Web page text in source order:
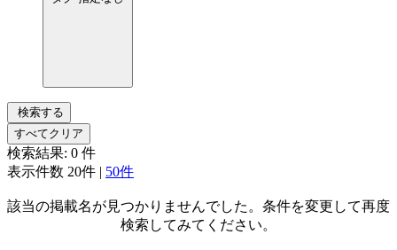
検索する
すべてクリア
検索結果: 0 件
表示件数 20件 | 50件
該当の掲載名が見つかりませんでした。条件を変更して再度
検索してみてください。